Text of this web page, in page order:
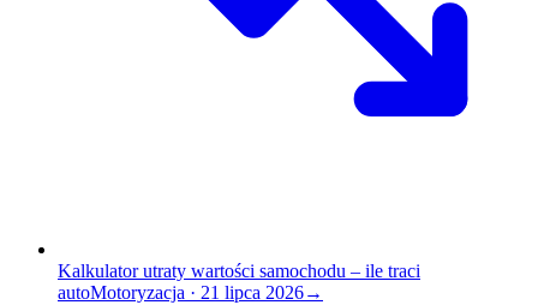
Kalkulator utraty wartości samochodu – ile traci
autoMotoryzacja · 21 lipca 2026→